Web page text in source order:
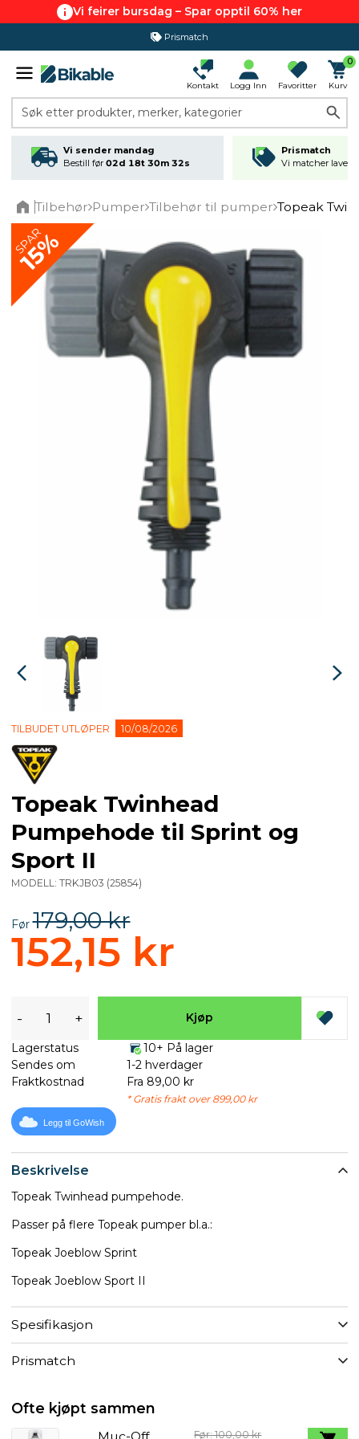
Vi feirer bursdag – Spar opptil 60% her
Prismatch
Kontakt Logg Inn Favoritter
0
Kurv
Søk etter produkter, merker, kategorier
Vi sender mandag
Bestill før 02d 18t 30m 32s
Prismatch
Vi matcher
Tilbehør Pumper Tilbehør til pumper Topeak
SPAR
15%
Beskrivelse
Topeak Twinhead pumpehode.
Passer på flere Topeak pumper bl.a.:
Topeak Joeblow Sprint
Topeak Joeblow Sport II
Spesifikasjon
Prismatch
TILBUDET UTLØPER 10/08/2026
Topeak Twinhead
Pumpehode til Sprint og
Sport II
MODELL: TRKJB03 (25854)
Før179,00 kr
152,15 kr
- + Kjøp
Lagerstatus
10+ På lager
Sendes om
1-2 hverdager
Fraktkostnad
Fra 89,00 kr
* Gratis frakt over 899,00 kr
Legg til GoWish
Ofte kjøpt sammen
Før: 100,00 kr